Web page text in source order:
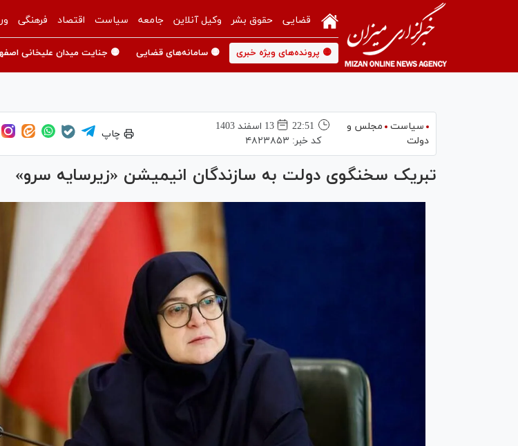
قضایی حقوق بشر وکیل آنلاین جامعه سیاست اقتصاد فرهنگی
🟡 پرونده‌های ویژه خبری 🟡 سامانه‌های قضایی 🟡 جنایت میدان علیخانی
سیاست
مجلس و
دولت
22:51
13 اسفند 1403
کد خبر: ۴۸۲۳۸۵۳
چاپ
تبریک سخنگوی دولت به سازندگان انیمیشن «زیرسایه سرو»